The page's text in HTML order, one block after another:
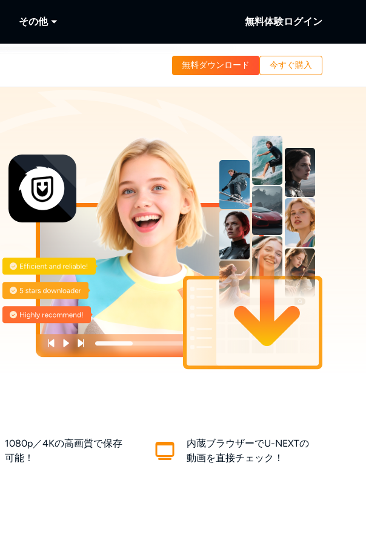
その他 無料体験ログイン
無料ダウンロード 今すぐ購入
1080p／4Kの高画質で保存
可能！
内蔵ブラウザーでU-NEXTの
動画を直接チェック！